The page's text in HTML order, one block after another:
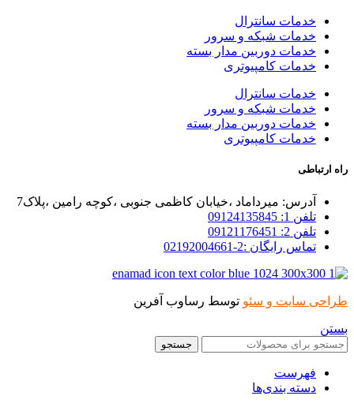
خدمات سانترال
خدمات شبکه و سرور
خدمات دوربین مدار بسته
خدمات کامپیوتری
خدمات سانترال
خدمات شبکه و سرور
خدمات دوربین مدار بسته
خدمات کامپیوتری
راه ارتباطی
آدرس: میرداماد ،خیابان کاظمی جنوبی ،کوچه رامین ،پلاک7
تلفن 1: 09124135845
تلفن 2: 09121176451
تماس رایگان :2-02192004661
طراحی سایت و سئو توسط رساوب آفرین
بستن
جستجو
فهرست
دسته بندی‌ها